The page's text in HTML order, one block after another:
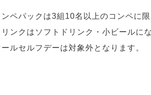
ンペパックは3組10名以上のコンペに
リンクはソフトドリンク・小ビールに
ールセルフデーは対象外となります。